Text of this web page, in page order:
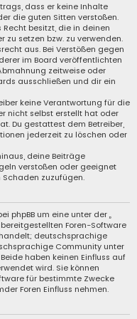
dass er keine Inhalte
die guten Sitten verstoßen.
besitzt, die in deinen
zu setzen bzw. zu verwenden.
aus. Bei Verstößen gegen
im Board veröffentlichten
zeitweise oder
ausschließen und dir ein
keine Verantwortung für die
nicht selbst erstellt hat oder
Du gestattest dem Betreiber,
jederzeit zu löschen oder
deine Beiträge
verstoßen oder geeignet
Schaden zuzufügen.
phpBB um eine unter der „
bereitgestellten Foren-Software
deutschsprachige
Community unter
haben keinen Einfluss auf
wird. Sie können
für bestimmte Zwecke
Foren Einfluss nehmen.